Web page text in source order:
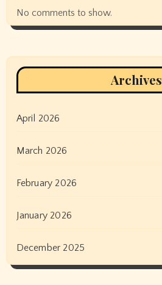
No comments to show.
Archives
April 2026
March 2026
February 2026
January 2026
December 2025